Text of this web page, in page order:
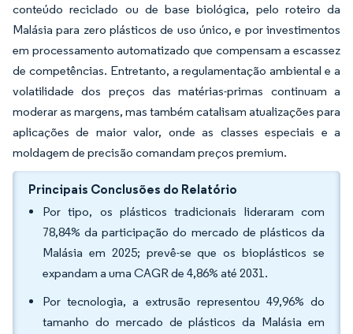
conteúdo reciclado ou de base biológica, pelo roteiro da
Malásia para zero plásticos de uso único, e por investimentos
em processamento automatizado que compensam a escassez
de competências. Entretanto, a regulamentação ambiental e a
volatilidade dos preços das matérias-primas continuam a
moderar as margens, mas também catalisam atualizações para
aplicações de maior valor, onde as classes especiais e a
moldagem de precisão comandam preços premium.
Principais Conclusões do Relatório
Por tipo, os plásticos tradicionais lideraram com
78,84% da participação do mercado de plásticos da
Malásia em 2025; prevê-se que os bioplásticos se
expandam a uma CAGR de 4,86% até 2031.
Por tecnologia, a extrusão representou 49,96% do
tamanho do mercado de plásticos da Malásia em